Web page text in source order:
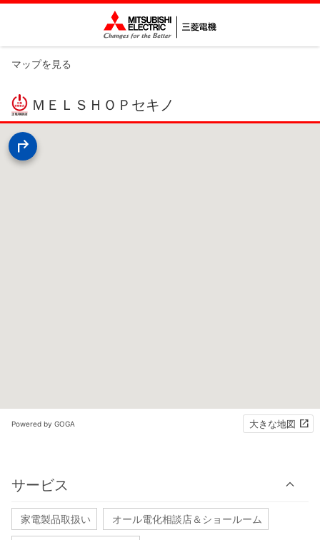
マップを見る
ＭＥＬＳＨＯＰセキノ
Powered by GOGA 大きな地図
サービス
家電製品取扱い オール電化相談店＆ショールーム